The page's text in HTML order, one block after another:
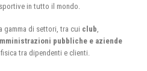
in tutto il mondo.
gamma di settori, tra cui club
pubbliche e aziende
tra dipendenti e clienti.